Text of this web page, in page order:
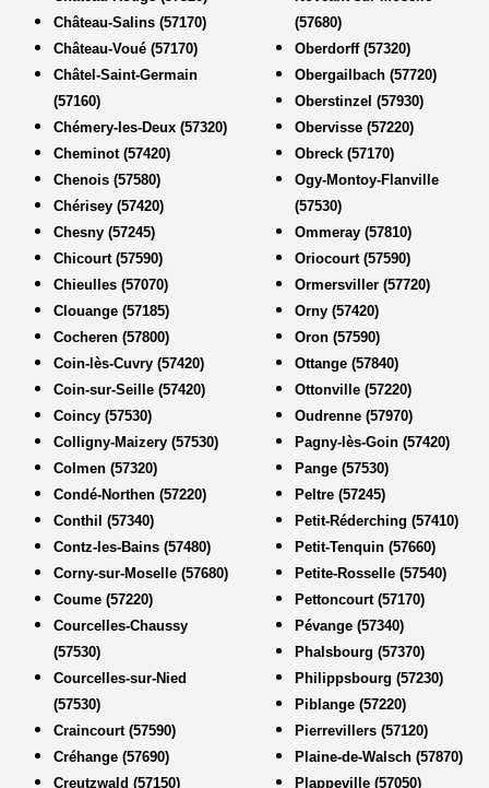
Château-Salins (57170)
Château-Voué (57170)
Châtel-Saint-Germain
(57160)
Chémery-les-Deux (57320)
Cheminot (57420)
Chenois (57580)
Chérisey (57420)
Chesny (57245)
Chicourt (57590)
Chieulles (57070)
Clouange (57185)
Cocheren (57800)
Coin-lès-Cuvry (57420)
Coin-sur-Seille (57420)
Coincy (57530)
Colligny-Maizery (57530)
Colmen (57320)
Condé-Northen (57220)
Conthil (57340)
Contz-les-Bains (57480)
Corny-sur-Moselle (57680)
Coume (57220)
Courcelles-Chaussy
(57530)
Courcelles-sur-Nied
(57530)
Craincourt (57590)
Créhange (57690)
Creutzwald (57150)
(57680)
Oberdorff (57320)
Obergailbach (57720)
Oberstinzel (57930)
Obervisse (57220)
Obreck (57170)
Ogy-Montoy-Flanville
(57530)
Ommeray (57810)
Oriocourt (57590)
Ormersviller (57720)
Orny (57420)
Oron (57590)
Ottange (57840)
Ottonville (57220)
Oudrenne (57970)
Pagny-lès-Goin (57420)
Pange (57530)
Peltre (57245)
Petit-Réderching (57410)
Petit-Tenquin (57660)
Petite-Rosselle (57540)
Pettoncourt (57170)
Pévange (57340)
Phalsbourg (57370)
Philippsbourg (57230)
Piblange (57220)
Pierrevillers (57120)
Plaine-de-Walsch (57870)
Plappeville (57050)